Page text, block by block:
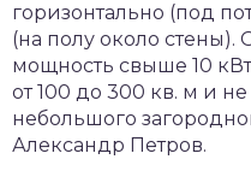
горизонтально (под
(на полу около
мощность свыше 10
от 100 до 300 кв. м и
небольшого
Александр Петров.